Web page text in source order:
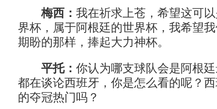
梅西： 我在祈求上苍，希望这可
界杯，属于阿根廷的世界杯，我希望
期盼的那样，捧起大力神杯。
平托： 你认为哪支球队会是阿根
都在谈论西班牙，你是怎么看的呢？
的夺冠热门吗？